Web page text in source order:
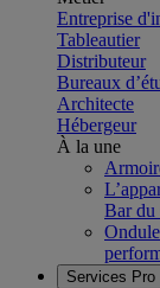
Entreprise
Tableautier
Distributeur
Bureaux
Architecte
Hébergeur
À la une
Bar du
Services Pro